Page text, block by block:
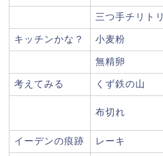
三つ手チリトリ
キッチンかな？ 小麦粉
無精卵
考えてみる くず鉄の山
布切れ
イーデンの痕跡 レーキ